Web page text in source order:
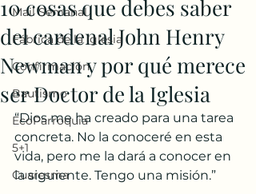
Mail Semanal
Fábrica de la Iglesia
Confirmación
Bautismo
EcoParroquia
5+1
Cuaresma
10 cosas que debes saber
del cardenal John Henry
Newman y por qué merece
ser Doctor de la Iglesia
“Dios me ha creado para una tarea
concreta. No la conoceré en esta
vida, pero me la dará a conocer en
la siguiente. Tengo una misión.”